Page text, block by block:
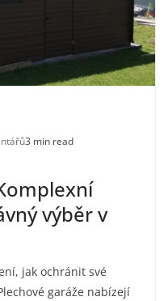
3 min read
výběr v
jak ochránit své
garáže nabízejí